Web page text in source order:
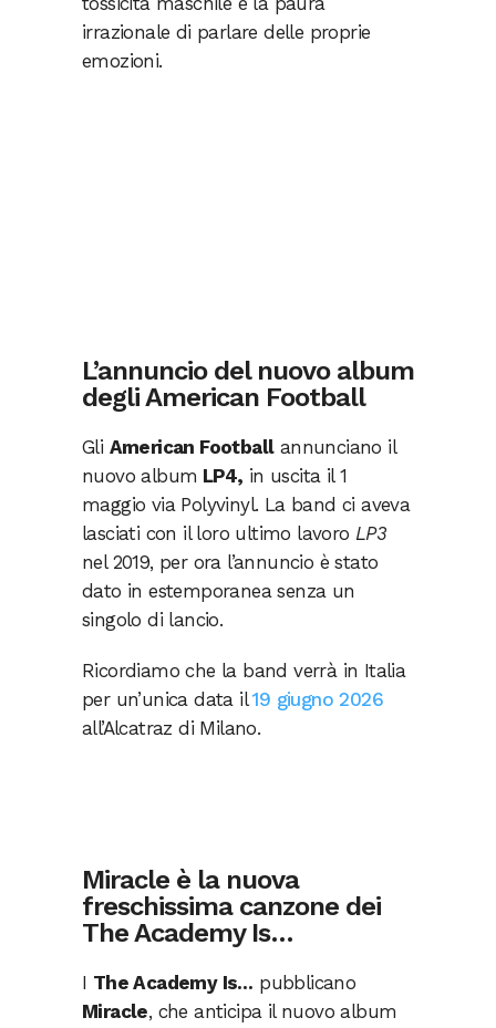
irrazionale di parlare delle proprie
emozioni.
L’annuncio del nuovo album
degli American Football
Gli American Footballannunciano il
nuovo album LP4, in uscita il 1
maggio via Polyvinyl. La band ci aveva
lasciati con il loro ultimo lavoro LP3
nel 2019, per ora l’annuncio è stato
dato in estemporanea senza un
singolo di lancio.
Ricordiamo che la band verrà in Italia
per un’unica data il19 giugno 2026
all’Alcatraz di Milano.
Miracle è la nuova
freschissima canzone dei
The Academy Is…
I The Academy Is… pubblicano
Miracle, che anticipa il nuovo album